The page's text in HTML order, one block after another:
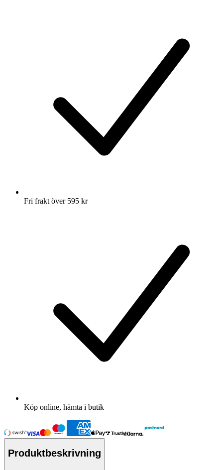
Fri frakt över 595 kr
Köp online, hämta i butik
Produktbeskrivning